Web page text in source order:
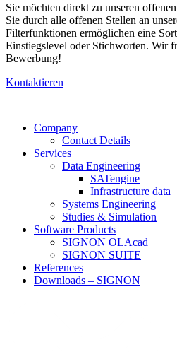
Sie möchten direkt zu unseren
Sie durch alle offenen Stellen an
Filterfunktionen ermöglichen eine
Einstiegslevel oder Stichworten. Wir
Bewerbung!
Kontaktieren
Company
Contact Details
Services
Data Engineering
SATengine
Infrastructure data
Systems Engineering
Studies & Simulation
Software Products
SIGNON OLAcad
SIGNON SUITE
References
Downloads – SIGNON